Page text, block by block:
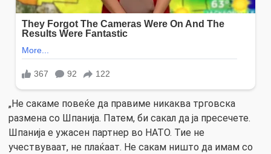
„Не сакаме повеќе да правиме никаква трговска
размена со Шпанија. Патем, би сакал да ја пресечете.
Шпанија е ужасен партнер во НАТО. Тие не
учествуваат, не плаќаат. Не сакам ништо да имам со